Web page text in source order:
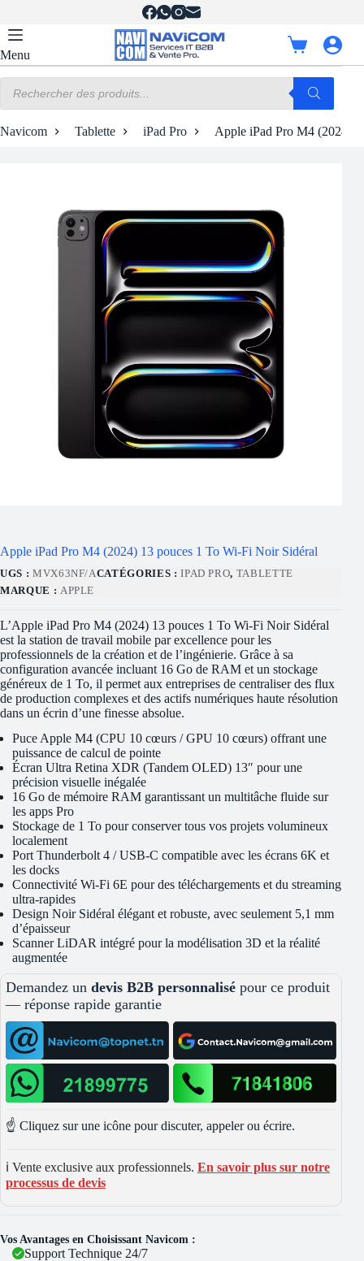
contenu
Menu
Panier
d’achat
produits
Navicom Tablette iPad Pro Apple iPad Pro M4 (2024)
Apple iPad Pro M4 (2024) 13 pouces 1 To Wi-Fi Noir Sidéral
UGS : MVX63NF/ACATÉGORIES :IPAD PRO, TABLETTE
MARQUE : APPLE
L’Apple iPad Pro M4 (2024) 13 pouces 1 To Wi-Fi Noir Sidéral
est la station de travail mobile par excellence pour les
professionnels de la création et de l’ingénierie. Grâce à sa
configuration avancée incluant 16 Go de RAM et un stockage
généreux de 1 To, il permet aux entreprises de centraliser des flux
de production complexes et des actifs numériques haute résolution
dans un écrin d’une finesse absolue.
Puce Apple M4 (CPU 10 cœurs / GPU 10 cœurs) offrant une
puissance de calcul de pointe
Écran Ultra Retina XDR (Tandem OLED) 13″ pour une
précision visuelle inégalée
16 Go de mémoire RAM garantissant un multitâche fluide sur
les apps Pro
Stockage de 1 To pour conserver tous vos projets volumineux
localement
Port Thunderbolt 4 / USB-C compatible avec les écrans 6K et
les docks
Connectivité Wi-Fi 6E pour des téléchargements et du streaming
ultra-rapides
Design Noir Sidéral élégant et robuste, avec seulement 5,1 mm
d’épaisseur
Scanner LiDAR intégré pour la modélisation 3D et la réalité
augmentée
Demandez un devis B2B personnalisé pour ce produit
— réponse rapide garantie
☝️ Cliquez sur une icône pour discuter, appeler ou écrire.
ℹ️ Vente exclusive aux professionnels. En savoir plus sur notre
processus de devis
Vos Avantages en Choisissant Navicom :
Support Technique 24/7